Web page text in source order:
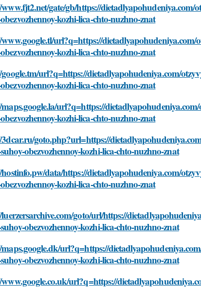
gate/gb/https://dietadlyapohudeniya.com/
kozhi-lica-chto-nuzhno-znat
url?q=https://
kozhi-lica-chto-nuzhno-znat
url?q=https://dietadlyapohudeniya.com/
kozhi-lica-chto-nuzhno-znat
url?q=https://
kozhi-lica-chto-nuzhno-znat
goto.php?url=https://
obezvozhennoy-kozhi-lica-chto-nuzhno-znat
data/https://dietadlyapohudeniya.com/
kozhi-lica-chto-nuzhno-znat
goto/url/https://
obezvozhennoy-kozhi-lica-chto-nuzhno-znat
url?q=https://
obezvozhennoy-kozhi-lica-chto-nuzhno-znat
url?q=https://